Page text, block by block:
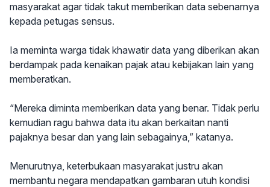
masyarakat agar tidak takut memberikan data sebenarnya
kepada petugas sensus.
Ia meminta warga tidak khawatir data yang diberikan akan
berdampak pada kenaikan pajak atau kebijakan lain yang
memberatkan.
“Mereka diminta memberikan data yang benar. Tidak perlu
kemudian ragu bahwa data itu akan berkaitan nanti
pajaknya besar dan yang lain sebagainya,” katanya.
Menurutnya, keterbukaan masyarakat justru akan
membantu negara mendapatkan gambaran utuh kondisi